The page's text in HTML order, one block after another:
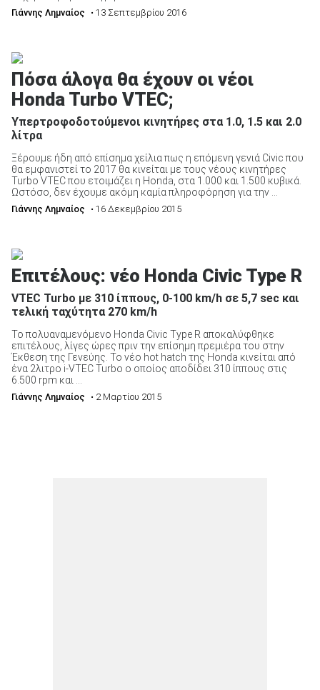
Γιάννης Λημναίος • 13 Σεπτεμβρίου 2016
Πόσα άλογα θα έχουν οι νέοι
Honda Turbo VTEC;
Υπερτροφοδοτούμενοι κινητήρες στα 1.0, 1.5 και 2.0
λίτρα
Ξέρουμε ήδη από επίσημα χείλια πως η επόμενη γενιά Civic που
θα εμφανιστεί το 2017 θα κινείται με τους νέους κινητήρες
Turbo VTEC που ετοιμάζει η Honda, στα 1.000 και 1.500 κυβικά.
Ωστόσο, δεν έχουμε ακόμη καμία πληροφόρηση για την ...
Γιάννης Λημναίος • 16 Δεκεμβρίου 2015
Επιτέλους: νέο Honda Civic Type R
VTEC Turbo με 310 ίππους, 0-100 km/h σε 5,7 sec και
τελική ταχύτητα 270 km/h
Το πολυαναμενόμενο Honda Civic Type R αποκαλύφθηκε
επιτέλους, λίγες ώρες πριν την επίσημη πρεμιέρα του στην
Έκθεση της Γενεύης. Το νέο hot hatch της Honda κινείται από
ένα 2λιτρο i-VTEC Turbo ο οποίος αποδίδει 310 ίππους στις
6.500 rpm και ...
Γιάννης Λημναίος • 2 Μαρτίου 2015